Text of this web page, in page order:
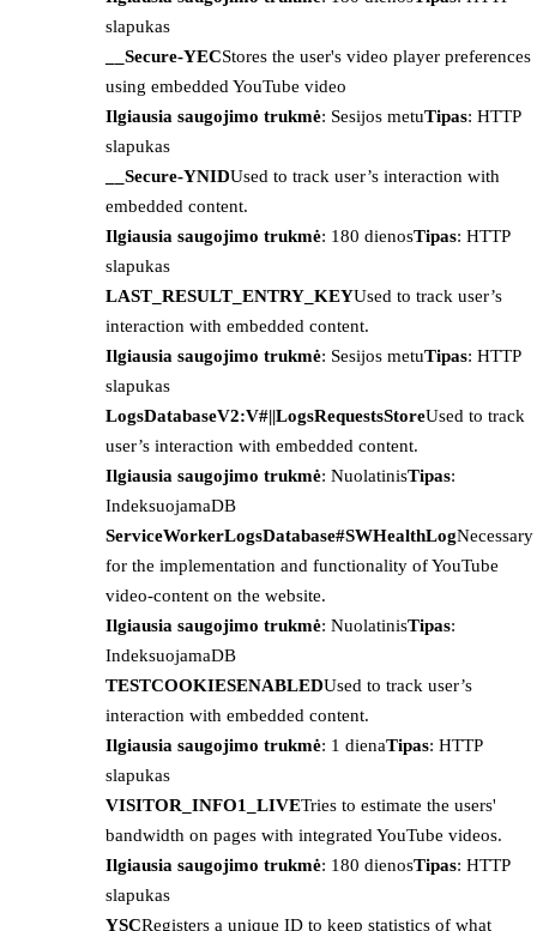
slapukas
__Secure-YECStores the user's video player preferences
using embedded YouTube video
Ilgiausia saugojimo trukmė: Sesijos metuTipas: HTTP
slapukas
__Secure-YNIDUsed to track user’s interaction with
embedded content.
Ilgiausia saugojimo trukmė: 180 dienosTipas: HTTP
slapukas
LAST_RESULT_ENTRY_KEYUsed to track user’s
interaction with embedded content.
Ilgiausia saugojimo trukmė: Sesijos metuTipas: HTTP
slapukas
LogsDatabaseV2:V#||LogsRequestsStoreUsed to track
user’s interaction with embedded content.
Ilgiausia saugojimo trukmė: NuolatinisTipas:
IndeksuojamaDB
ServiceWorkerLogsDatabase#SWHealthLogNecessary
for the implementation and functionality of YouTube
video-content on the website.
Ilgiausia saugojimo trukmė: NuolatinisTipas:
IndeksuojamaDB
TESTCOOKIESENABLEDUsed to track user’s
interaction with embedded content.
Ilgiausia saugojimo trukmė: 1 dienaTipas: HTTP
slapukas
VISITOR_INFO1_LIVETries to estimate the users'
bandwidth on pages with integrated YouTube videos.
Ilgiausia saugojimo trukmė: 180 dienosTipas: HTTP
slapukas
YSCRegisters a unique ID to keep statistics of what